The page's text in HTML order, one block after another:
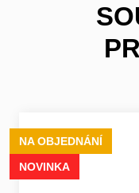
NA OBJEDNÁNÍ
NOVINKA